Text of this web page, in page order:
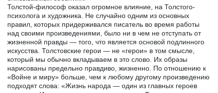
Толстой-философ оказал огромное влияние, на Толстого-
психолога и художника. Не случайно одним из основных
правил, которых придерживался писатель во время работы
над своими произведениями, было ни в чем не отступать от
жизненной правды — того, что является основой подлинного
искусства. Толстовские герои — не «герои» в том смысле,
который мы обычно вкладываем в это слово. Их образы
нарисованы предельно правдиво, жизненно. По отношению к
«Войне и миру» больше, чем к любому другому произведению
подходят слова: «Жизнь народа — один из главных героев